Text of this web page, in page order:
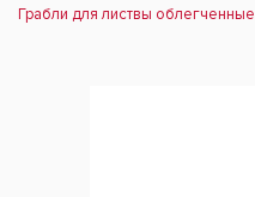
Грабли для листвы облегченные